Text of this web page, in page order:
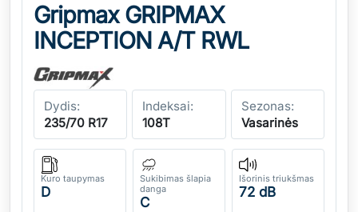
Gripmax GRIPMAX
INCEPTION A/T RWL
Dydis:
235/70 R17
Indeksai:
108T
Sezonas:
Vasarinės
Kuro taupymas
D
Sukibimas šlapia
danga
C
Išorinis triukšmas
72 dB